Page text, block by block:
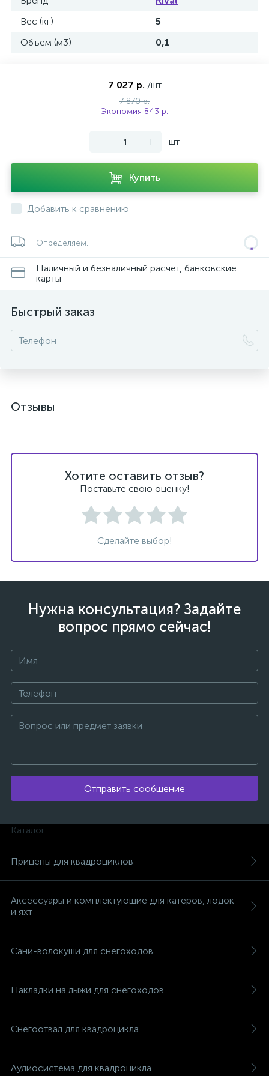
Вес (кг)
5
Объем (м3)
0,1
7 027 р. /шт
7 870 р.
Экономия 843 р.
- + шт
Купить
Добавить к сравнению
Определяем...
Наличный и безналичный расчет, банковские
карты
Быстрый заказ
Отзывы
Хотите оставить отзыв?
Поставьте свою оценку!
Сделайте выбор!
Нужна консультация? Задайте
вопрос прямо сейчас!
Отправить сообщение
Каталог
Прицепы для квадроциклов
Аксессуары и комплектующие для катеров, лодок
и яхт
Сани-волокуши для снегоходов
Накладки на лыжи для снегоходов
Снегоотвал для квадроцикла
Аудиосистема для квадроцикла